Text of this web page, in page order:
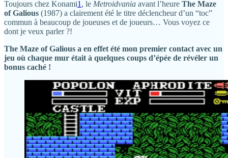
Toujours chez Konami1 , le Metroidvania avant l’heure The Maze
of Galious (1987) a clairement été le titre déclencheur d’un “toc”
commun à beaucoup de joueuses et de joueurs… Vous voyez ce
dont je veux parler ?!
The Maze of Galious a en effet été mon premier contact avec un
jeu où chaque mur était à quelques coups d’épée de révéler un
bonus caché !